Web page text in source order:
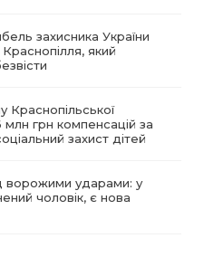
захисника України
який
Краснопільської
грн компенсацій за
захист дітей
ворожими ударами: у
чоловік, є нова